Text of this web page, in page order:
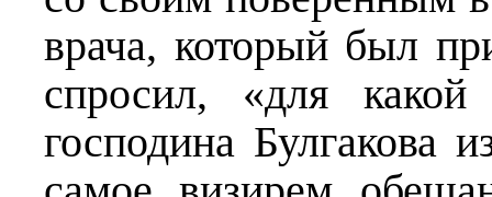
врача, который был
спросил, «для
господина Булгакова